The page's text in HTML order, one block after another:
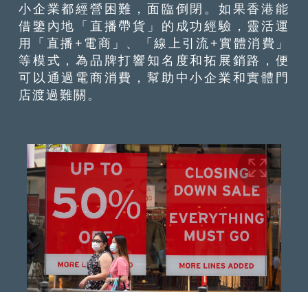
小企業都經營困難，面臨倒閉。如果香港能
借鑒內地「直播帶貨」的成功經驗，靈活運
用「直播+電商」、「線上引流+實體消費」
等模式，為品牌打響知名度和拓展銷路，便
可以通過電商消費，幫助中小企業和實體門
店渡過難關。